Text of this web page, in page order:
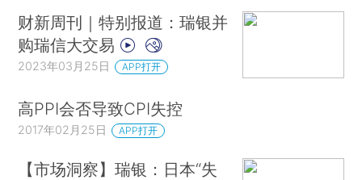
财新周刊｜特别报道：瑞银并
购瑞信大交易
2023年03月25日 APP打开
高PPI会否导致CPI失控
2017年02月25日 APP打开
【市场洞察】瑞银：日本“失